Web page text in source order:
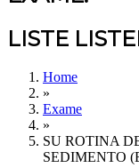
LISTE
Home
»
Exame
»
SU ROTINA
SEDIMENTO